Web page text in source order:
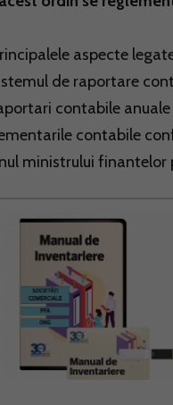
aspecte
de raportare
contabile
contabile
ministrului finantelor